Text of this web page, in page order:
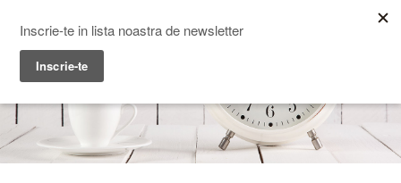
Menu
Prime Transaction